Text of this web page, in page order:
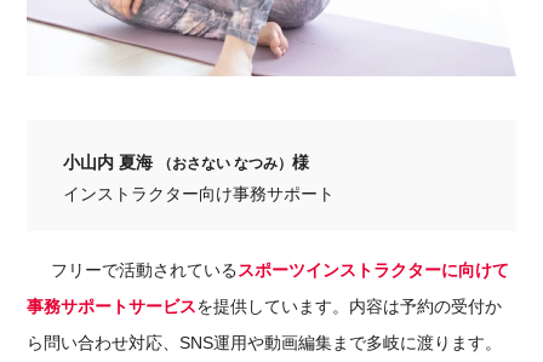
小山内 夏海 （おさない なつみ）様
インストラクター向け事務サポート
フリーで活動されている スポーツインストラクターに向けて
事務サポートサービスを提供しています。内容は予約の受付か
ら問い合わせ対応、SNS運用や動画編集まで多岐に渡ります。